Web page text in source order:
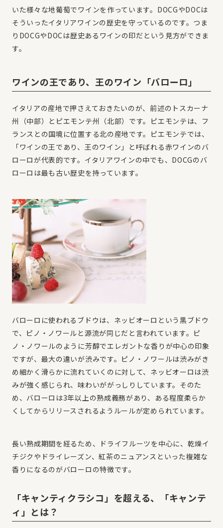
いた様々な地葡萄でワインを作っています。DOCGやDOCは
そういったイタリアワインの歴史を守っているのです。つま
りDOCGやDOCは歴史あるワインの印だという見方ができま
す。
ワインの王であり、王のワイン「バローロ」
イタリアの産地で押さえておきたいのが、前述のトスカーナ
州（中部）とピエモンテ州（北部）です。ピエモンテは、フ
ランスとの国境に位置する北の産地です。ピエモンテでは、
「ワインの王であり、王のワイン」と呼ばれる赤ワインのバ
ローロが代表的です。イタリアワインの中でも、DOCGのバ
ローロは最も古い歴史を持っています。
バローロに使われるブドウは、ネッビオーロという黒ブドウ
で、ピノ・ノワールと源流が同じだと言われています。ピ
ノ・ノワールのように芳醇でエレガントな香りが中心の印象
ですが、最大の違いが渋みです。ピノ・ノワールは渋みがき
め細かく滑らかに流れていくのに対して、ネッビオーロは渋
みが強く感じられ、味わいががっしりしています。そのた
め、バローロは3年以上の熟成義務があり、ある程度柔らか
くしてからリリースされるようルールが定められています。
長い熟成期間を経るため、ドライフルーツを中心に、乾燥イ
チジクやドライレーズン、紅茶のニュアンスといった複雑な
香りになるのがバローロの特徴です。
「キャンティクラシコ」を超える、「キャンテ
ィ」とは？